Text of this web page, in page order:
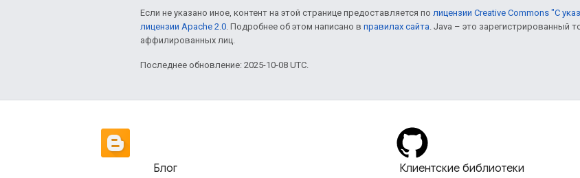
Если не указано иное, контент на этой странице предоставляется по лицензии Creative Commons "С
лицензии Apache 2.0 . Подробнее об этом написано в правилах сайта . Java – это зарегистрированный
аффилированных лиц.
Последнее обновление: 2025-10-08 UTC.
Блог Клиентские библиотеки